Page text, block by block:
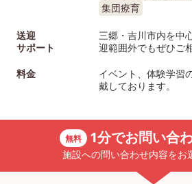
集団療育
送迎
サポート
三郷・吉川市内を中
迎範囲外でもぜひご
料金
イベント、体験学習
戴しております。
無料 1分でお問い合
施設への問い合わせ内容をお